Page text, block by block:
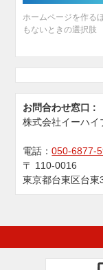
ホームページを作る
もないときの選択肢
お問合わせ窓口 :
株式会社イーハイ
電話：050-6877-
〒 110-0016
東京都台東区台